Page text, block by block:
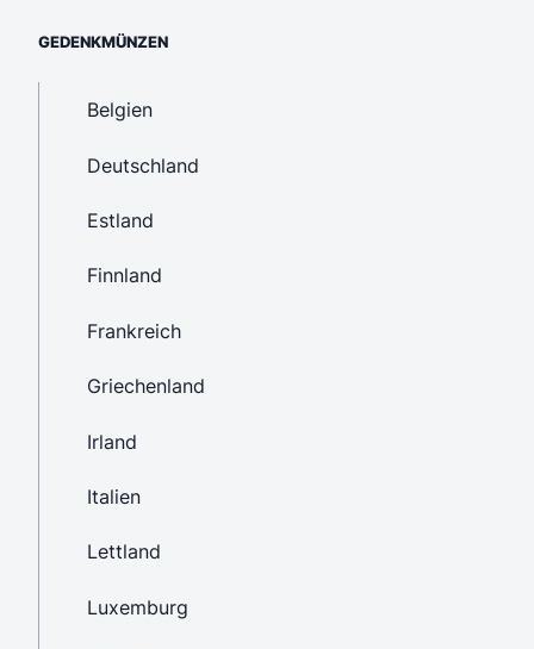
GEDENKMÜNZEN
Belgien
Deutschland
Estland
Finnland
Frankreich
Griechenland
Irland
Italien
Lettland
Luxemburg